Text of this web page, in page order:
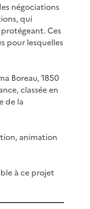
négociations
qui
Ces
pour lesquelles
Boreau, 1850
classée en
de la
animation
à ce projet